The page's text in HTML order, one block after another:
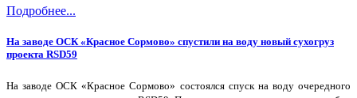
Подробнее...
На заводе ОСК «Красное Сормово» спустили на воду новый сухогруз
проекта RSD59
На заводе ОСК «Красное Сормово» состоялся спуск на воду очередного